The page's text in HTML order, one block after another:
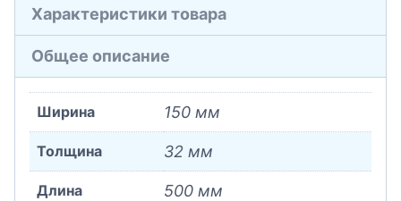
Характеристики товара
Общее описание
Ширина 150 мм
Толщина 32 мм
Длина 500 мм